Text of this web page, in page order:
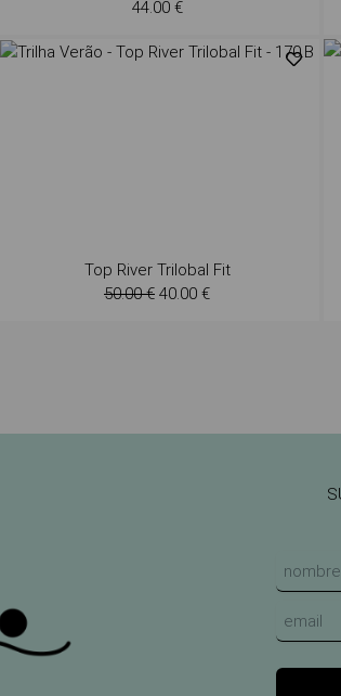
44.00 €
Top River Trilobal Fit
50.00 € 40.00 €